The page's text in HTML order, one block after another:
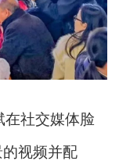
社交媒体脸
视频并配